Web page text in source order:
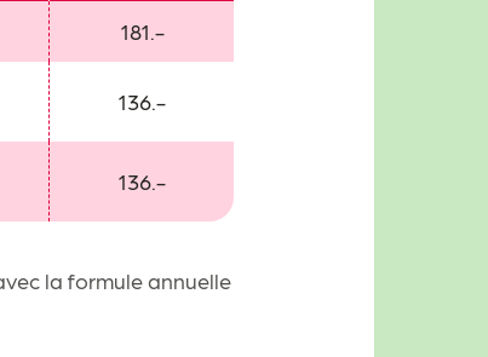
181.-
136.-
136.-
la formule annuelle